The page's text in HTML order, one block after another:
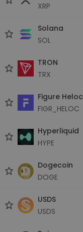
XRP
Solana
SOL
TRON
TRX
Figure Heloc
FIGR_HELOC
Hyperliquid
HYPE
Dogecoin
DOGE
USDS
USDS